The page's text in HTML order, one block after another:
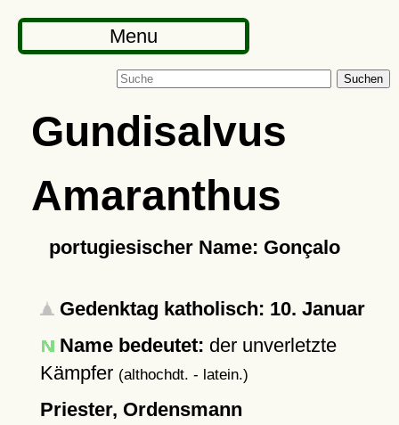
Menu
Suchen
Gundisalvus
Amaranthus
portugiesischer Name: Gonçalo
Gedenktag katholisch: 10. Januar
Name bedeutet: der unverletzte
Kämpfer (althochdt. - latein.)
Priester, Ordensmann